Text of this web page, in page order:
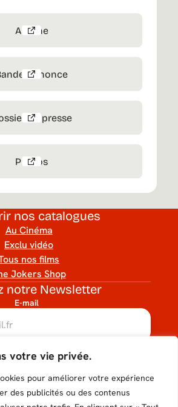
votre vie privée.
pour améliorer votre expérience
des publicités ou des contenus
Affiche
annonce
de presse
Photos
nos catalogues
Au Cinéma
Exclu vidéo
nos films
Jokers Shop
notre Newsletter
E-mail
e-mail soit utilisée conformément
hCaptcha
S'inscrire
auau
Accéder
au
Accéder
au